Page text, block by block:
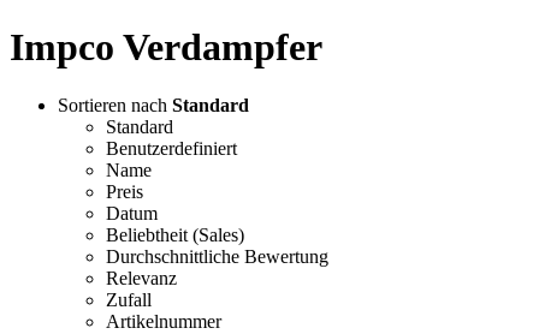
Impco Verdampfer
Sortieren nach Standard
Standard
Benutzerdefiniert
Name
Preis
Datum
Beliebtheit (Sales)
Durchschnittliche Bewertung
Relevanz
Zufall
Artikelnummer